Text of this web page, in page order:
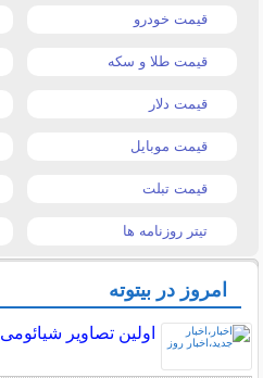
قیمت خودرو
قیمت طلا و سکه
قیمت دلار
قیمت موبایل
قیمت تبلت
تیتر روزنامه ها
امروز در بیتوته
اولین تصاویر شیائومی